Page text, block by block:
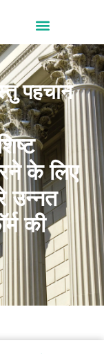
पहचान
के लिए
उन्नत
की